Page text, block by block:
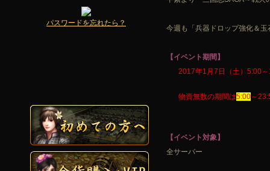
今週も「兵器ドロップ強化＆
【イベント期間】
2017年1月7日（土）5:00
物資無数の期間は5:00～
【イベント対象】
全サーバー